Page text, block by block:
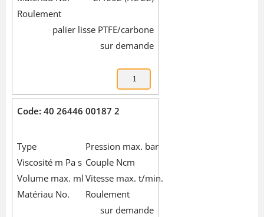
Roulement
palier lisse PTFE/carbone
sur demande
Code: 40 26446 00187 2
Type
Pression max. bar
Viscosité m Pa s Couple Ncm
Volume max. ml Vitesse max. t/min.
Matériau No.
Roulement
sur demande